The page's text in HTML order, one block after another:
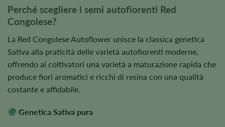
Perché scegliere i semi autofiorenti Red
Congolese?
La Red Congolese Autoflower unisce la classica genetica
Sativa alla praticità delle varietà autofiorenti moderne,
offrendo ai coltivatori una varietà a maturazione rapida che
produce fiori aromatici e ricchi di resina con una qualità
costante e affidabile.
Genetica Sativa pura